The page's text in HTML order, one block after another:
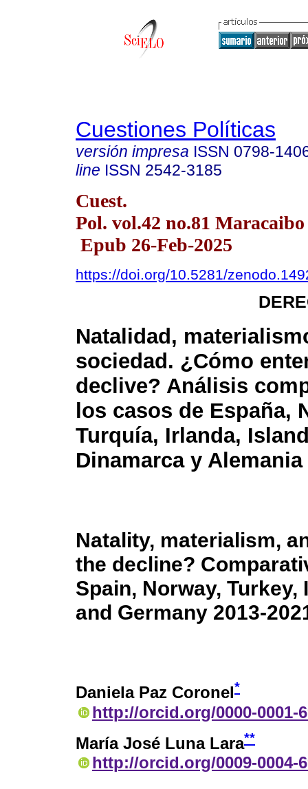
Cuestiones Políticas
versión impresa ISSN 0798-
line ISSN 2542-3185
Cuest.
Pol. vol.42 no.81
Epub 26-Feb-2025
https://doi.org/10.5281/
Natalidad,
sociedad. ¿Cómo
declive? Análisis
los casos de España,
Turquía, Irlanda,
Dinamarca y Alemania
Natality, materialism,
the decline?
Spain, Norway,
and Germany 2013-
Daniela Paz Coronel*
http://orcid.org/0000-0001-
María José Luna Lara**
http://orcid.org/0009-0004-